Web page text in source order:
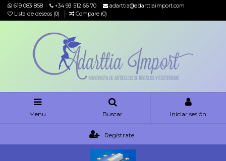
619 083 858 +34 93 512 66 70
adarttia@adarttiaimport.com
Lista de deseos (0) Compare (0)
Menu Buscar Iniciar sesión
Regístrate